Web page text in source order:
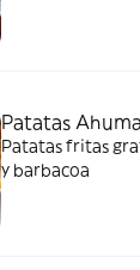
Patatas
Patatas fritas
y barbacoa